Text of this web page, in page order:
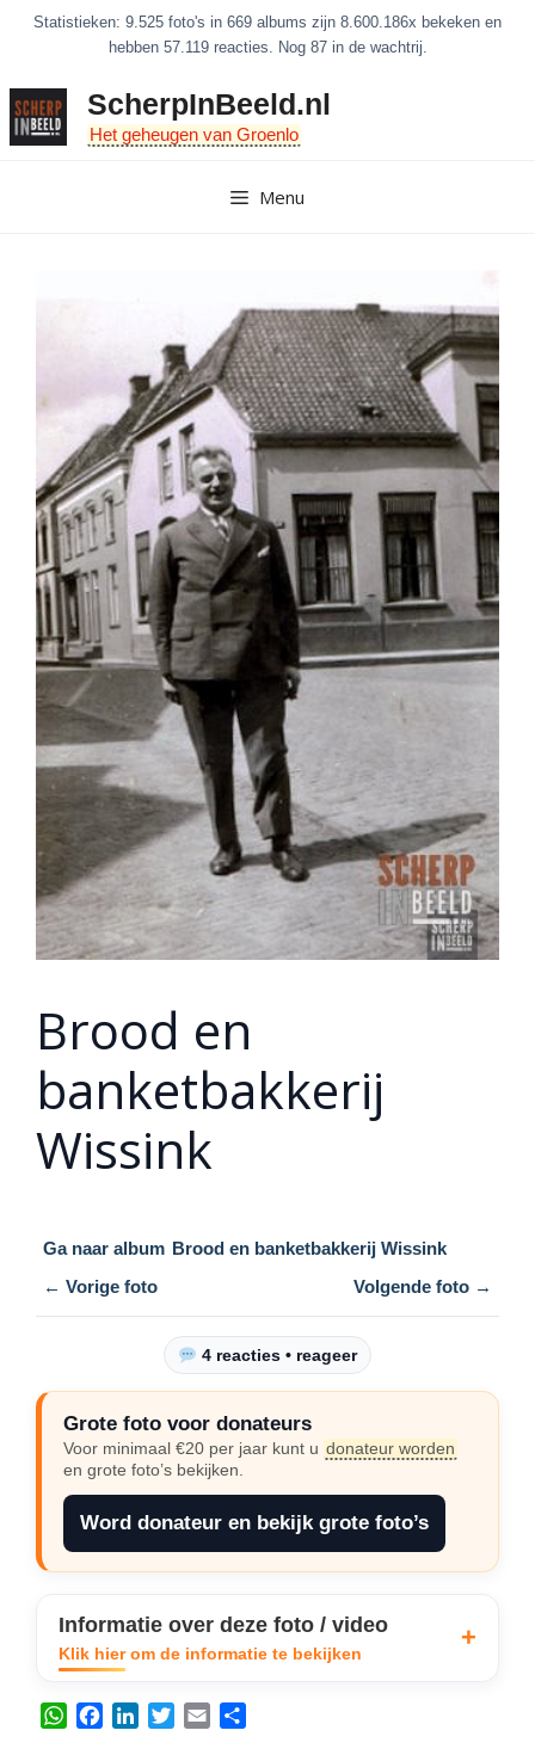
inhoud
Statistieken: 9.525 foto's in 669 albums zijn 8.600.186x bekeken en
hebben 57.119 reacties. Nog 87 in de wachtrij.
ScherpInBeeld.nl
Het geheugen van Groenlo
Menu
Brood en
banketbakkerij
Wissink
Ga naar album Brood en banketbakkerij Wissink
← Vorige foto
Volgende foto →
4 reacties • reageer
Grote foto voor donateurs
Voor minimaal €20 per jaar kunt u donateur worden
en grote foto’s bekijken.
Word donateur en bekijk grote foto’s
Informatie over deze foto / video
Klik hier om de informatie te bekijken
W